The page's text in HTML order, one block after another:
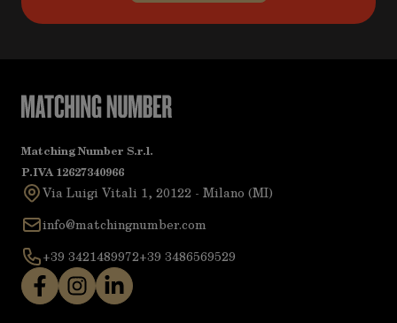
Matching Number S.r.l.
P.IVA 12627340966
Via Luigi Vitali 1, 20122 - Milano (MI)
info@matchingnumber.com
+39 3421489972+39 3486569529